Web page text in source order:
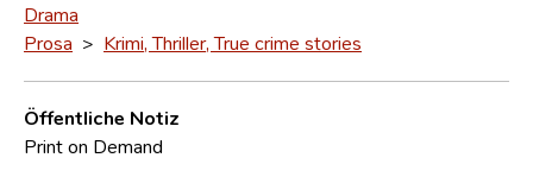
Drama
Prosa > Krimi, Thriller, True crime stories
Öffentliche Notiz
Print on Demand